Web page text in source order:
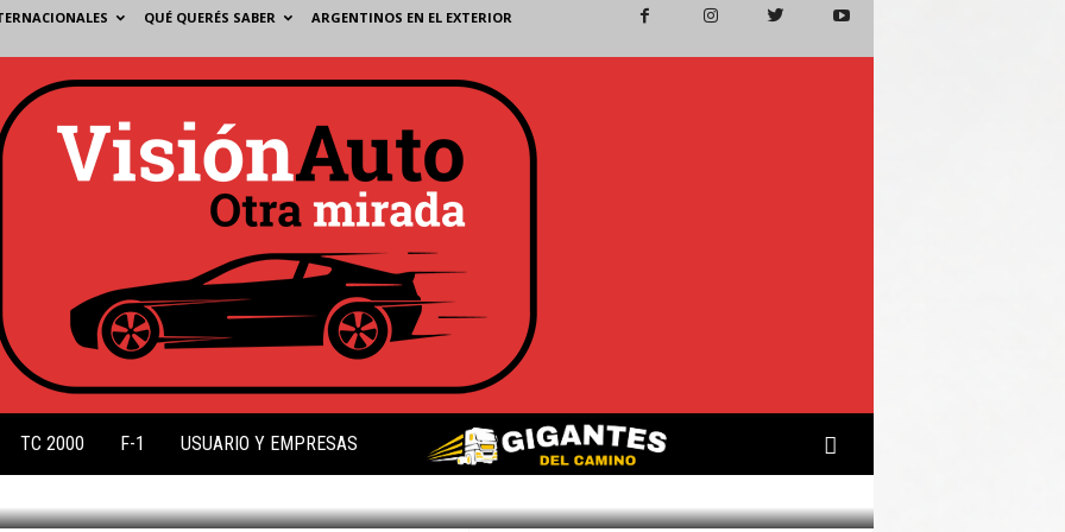
QUÉ QUERÉS SABER ARGENTINOS EN EL EXTERIOR
TC 2000 F-1 USUARIO Y EMPRESAS